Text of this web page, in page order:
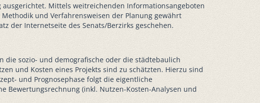
Mittels weitreichenden Informationsangeboten
und Verfahrensweisen der Planung gewährt
der Internetseite des Senats/Berzirks geschehen.
sozio- und demografische oder die städtebaulich
und Kosten eines Projekts sind zu schätzten. Hierzu sind
und Prognosephase folgt die eigentliche
Bewertungsrechnung (inkl. Nutzen-Kosten-Analysen und